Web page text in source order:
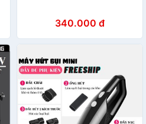
340.000 đ